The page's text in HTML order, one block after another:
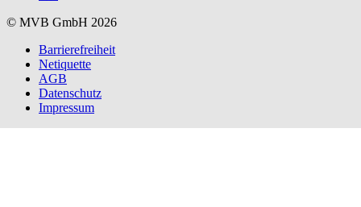
© MVB GmbH 2026
Barrierefreiheit
Netiquette
AGB
Datenschutz
Impressum